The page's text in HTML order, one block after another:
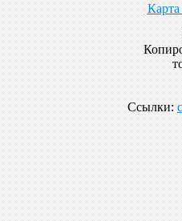
Карта
Ссылки: